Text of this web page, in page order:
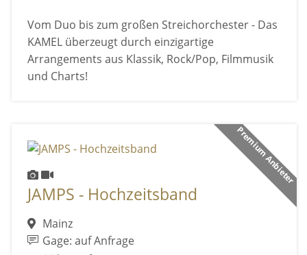
Vom Duo bis zum großen Streichorchester - Das
KAMEL überzeugt durch einzigartige
Arrangements aus Klassik, Rock/Pop, Filmmusik
und Charts!
Premium Anbieter
JAMPS - Hochzeitsband
Mainz
Gage: auf Anfrage